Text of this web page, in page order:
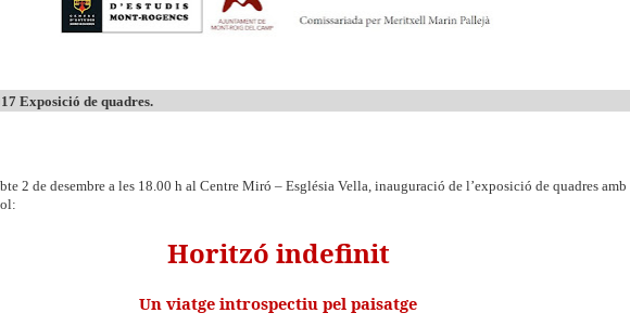
Exposició de quadres.
2 de desembre a les 18.00 h al Centre Miró – Església Vella, inauguració de l’exposició de quadres amb
Horitzó indefinit
Un viatge introspectiu pel paisatge